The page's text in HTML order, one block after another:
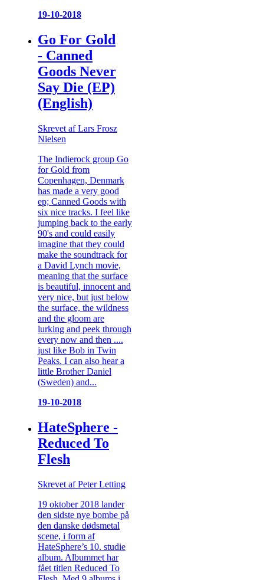
19-10-2018
Go For Gold
- Canned
Goods Never
Say Die (EP)
(English)
Skrevet af Lars Frosz
Nielsen
The Indierock group Go
for Gold from
Copenhagen, Denmark
has made a very good
ep; Canned Goods with
six nice tracks. I feel like
jumping back to the early
90's and could easily
imagine that they could
make the soundtrack for
a David Lynch movie,
meaning that the surface
is beautiful, innocent and
very nice, but just below
the surface, the wildness
and the gloom are
lurking and peek through
every now and then ....
just like Bob in Twin
Peaks. I can also hear a
little Brother Daniel
(Sweden) and...
19-10-2018
HateSphere -
Reduced To
Flesh
Skrevet af Peter Letting
19 oktober 2018 lander
den sidste nye bombe på
den danske dødsmetal
scene, i form af
HateSphere’s 10. studie
album. Albummet har
fået titlen Reduced To